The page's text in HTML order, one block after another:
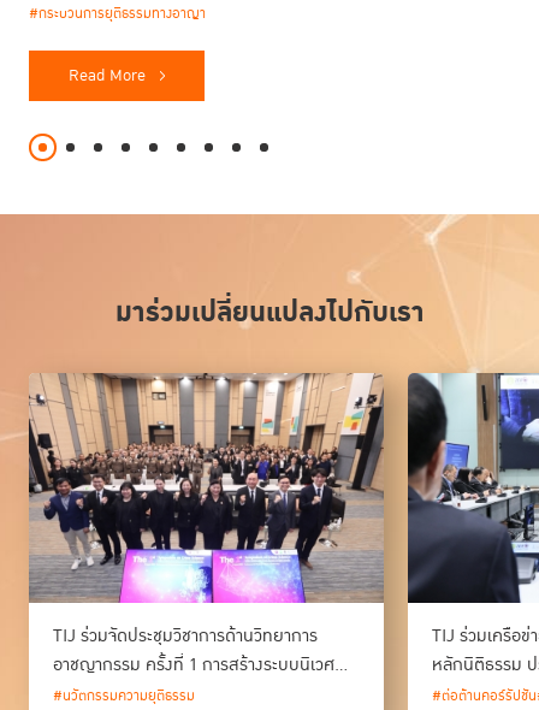
Read More
#กระบวนการยุติธรรมทางอาญา
มาร่วมเปลี่ยนแปลงไปกับเรา
TIJ ร่วมจัดประชุมวิชาการด้านวิทยาการ
อาชญากรรม ครั้งที่ 1 การสร้างระบบนิเวศ
ด้านวิทยาการอาชญากรรม และนวัตกรรม
#นวัตกรรมความยุติธรรม
TIJ ร่วมเครือ
หลักนิติธรรม ป
#ต่อต้านคอร์รัปชัน